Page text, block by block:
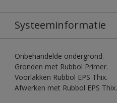
Systeeminformatie
Onbehandelde ondergrond.
Gronden met Rubbol Primer.
Voorlakken Rubbol EPS Thix.
Afwerken met Rubbol EPS Thix.